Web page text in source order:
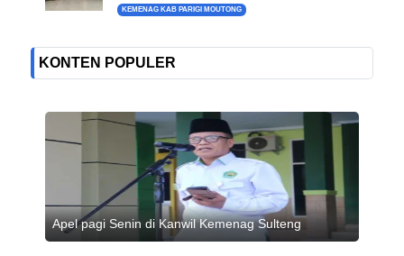
KEMENAG KAB PARIGI MOUTONG
KONTEN POPULER
Apel pagi Senin di Kanwil Kemenag Sulteng